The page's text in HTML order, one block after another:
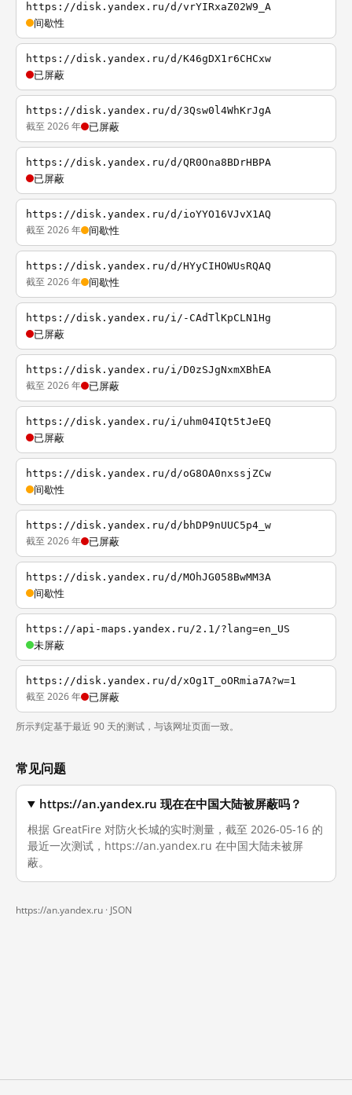
https://disk.yandex.ru/d/vrYIRxaZ02W9_A
间歇性
https://disk.yandex.ru/d/K46gDX1r6CHCxw
已屏蔽
https://disk.yandex.ru/d/3Qsw0l4WhKrJgA
截至 2026 年 已屏蔽
https://disk.yandex.ru/d/QR0Ona8BDrHBPA
已屏蔽
https://disk.yandex.ru/d/ioYYO16VJvX1AQ
截至 2026 年 间歇性
https://disk.yandex.ru/d/HYyCIHOWUsRQAQ
截至 2026 年 间歇性
https://disk.yandex.ru/i/-CAdTlKpCLN1Hg
已屏蔽
https://disk.yandex.ru/i/D0zSJgNxmXBhEA
截至 2026 年 已屏蔽
https://disk.yandex.ru/i/uhm04IQt5tJeEQ
已屏蔽
https://disk.yandex.ru/d/oG8OA0nxssjZCw
间歇性
https://disk.yandex.ru/d/bhDP9nUUC5p4_w
截至 2026 年 已屏蔽
https://disk.yandex.ru/d/MOhJG058BwMM3A
间歇性
https://api-maps.yandex.ru/2.1/?lang=en_US
未屏蔽
https://disk.yandex.ru/d/xOg1T_oORmia7A?w=1
截至 2026 年 已屏蔽
所示判定基于最近 90 天的测试，与该网址页面一致。
常见问题
https://an.yandex.ru 现在在中国大陆被屏蔽吗？
根据 GreatFire 对防火长城的实时测量，截至 2026-05-16 的
最近一次测试，https://an.yandex.ru 在中国大陆未被屏
蔽。
https://an.yandex.ru · JSON